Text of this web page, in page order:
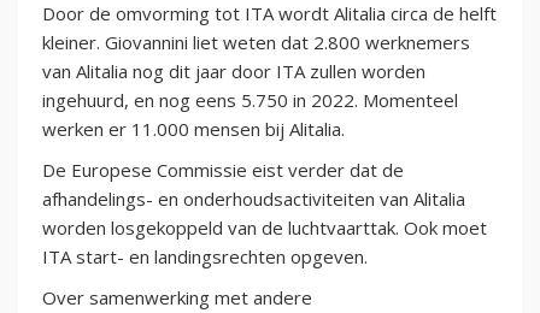
Door de omvorming tot ITA wordt Alitalia circa de helft
kleiner. Giovannini liet weten dat 2.800 werknemers
van Alitalia nog dit jaar door ITA zullen worden
ingehuurd, en nog eens 5.750 in 2022. Momenteel
werken er 11.000 mensen bij Alitalia.
De Europese Commissie eist verder dat de
afhandelings- en onderhoudsactiviteiten van Alitalia
worden losgekoppeld van de luchtvaarttak. Ook moet
ITA start- en landingsrechten opgeven.
Over samenwerking met andere